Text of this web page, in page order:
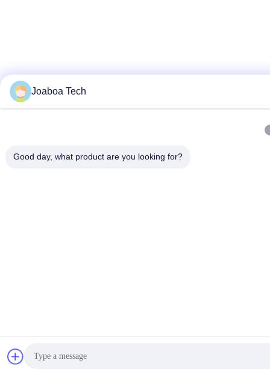
Joaboa Tech
Good day, what product are you looking for?